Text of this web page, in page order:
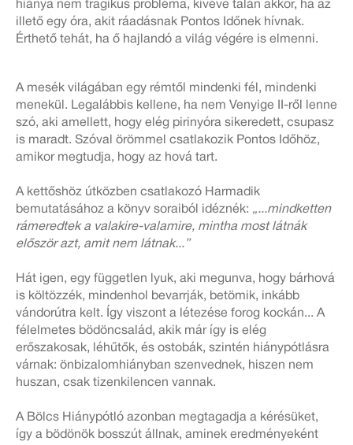
hiánya nem tragikus probléma, kivéve talán akkor, ha az
illető egy óra, akit ráadásnak Pontos Időnek hívnak.
Érthető tehát, ha ő hajlandó a világ végére is elmenni.
A mesék világában egy rémtől mindenki fél, mindenki
menekül. Legalábbis kellene, ha nem Venyige II-ről lenne
szó, aki amellett, hogy elég pirinyóra sikeredett, csupasz
is maradt. Szóval örömmel csatlakozik Pontos Időhöz,
amikor megtudja, hogy az hová tart.
A kettőshöz útközben csatlakozó Harmadik
bemutatásához a könyv soraiból idéznék: „...mindketten
rámeredtek a valakire-valamire, mintha most látnák
először azt, amit nem látnak...”
Hát igen, egy független lyuk, aki megunva, hogy bárhová
is költözzék, mindenhol bevarrják, betömik, inkább
vándorútra kelt. Így viszont a létezése forog kockán... A
félelmetes bödöncsalád, akik már így is elég
erőszakosak, léhűtők, és ostobák, szintén hiánypótlásra
várnak: önbizalomhiányban szenvednek, hiszen nem
huszan, csak tizenkilencen vannak.
A Bölcs Hiánypótló azonban megtagadja a kérésüket,
így a bödönök bosszút állnak, aminek eredményeként